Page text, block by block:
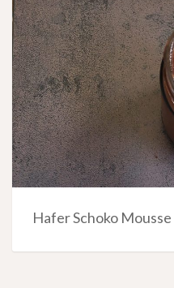
Hafer Schoko Mousse